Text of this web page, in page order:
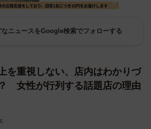
なニュースをGoogle検索でフォローする
を重視しない、店内はわかりづ
女性が行列する話題店の理由